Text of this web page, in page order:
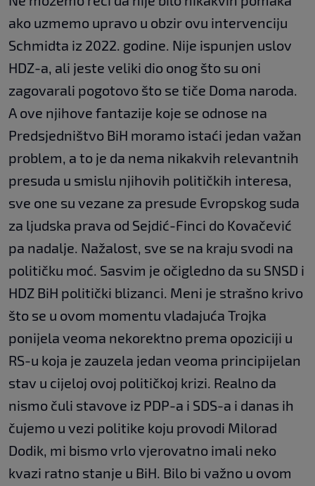
ako uzmemo upravo u obzir ovu intervenciju
Schmidta iz 2022. godine. Nije ispunjen uslov
HDZ-a, ali jeste veliki dio onog što su oni
zagovarali pogotovo što se tiče Doma naroda.
A ove njihove fantazije koje se odnose na
Predsjedništvo BiH moramo istaći jedan važan
problem, a to je da nema nikakvih relevantnih
presuda u smislu njihovih političkih interesa,
sve one su vezane za presude Evropskog suda
za ljudska prava od Sejdić-Finci do Kovačević
pa nadalje. Nažalost, sve se na kraju svodi na
političku moć. Sasvim je očigledno da su SNSD i
HDZ BiH politički blizanci. Meni je strašno krivo
što se u ovom momentu vladajuća Trojka
ponijela veoma nekorektno prema opoziciji u
RS-u koja je zauzela jedan veoma principijelan
stav u cijeloj ovoj političkoj krizi. Realno da
nismo čuli stavove iz PDP-a i SDS-a i danas ih
čujemo u vezi politike koju provodi Milorad
Dodik, mi bismo vrlo vjerovatno imali neko
kvazi ratno stanje u BiH. Bilo bi važno u ovom